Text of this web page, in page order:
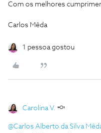
Com os melhores
Carlos Mêda
1 pessoa gostou
Carolina V.
@Carlos Alberto da Silva